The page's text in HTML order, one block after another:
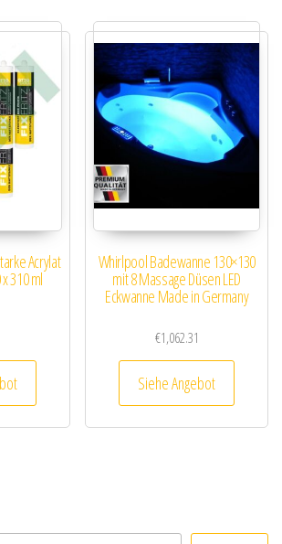
Acrylat
310 ml
Whirlpool Badewanne 130×130
mit 8 Massage Düsen LED
Eckwanne Made in Germany
€1,062.31
Siehe Angebot